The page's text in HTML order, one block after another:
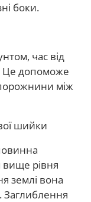
боки.
час від
Це допоможе
між
шийки
рівня
землі вона
Заглиблення